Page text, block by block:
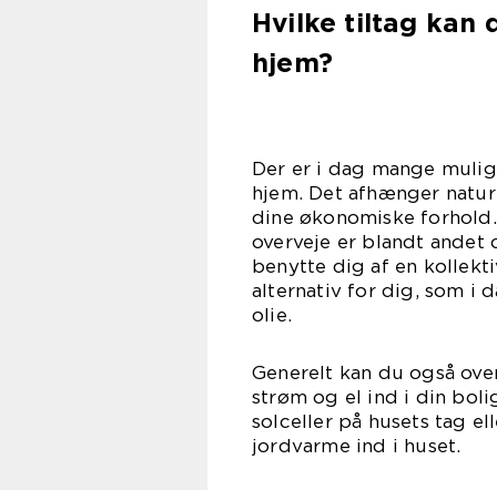
Hvilke tiltag kan
hjem?
Der er i dag mange
hjem. Det afhænger
dine økonomiske
overveje er blandt andet
benytte dig af en
alternativ for dig, som i
Generelt kan du også
strøm og el ind i din
solceller på husets tag